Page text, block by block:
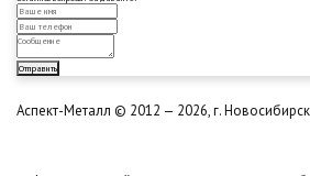
Отправить
Аспект-Металл © 2012 — 2026, г.